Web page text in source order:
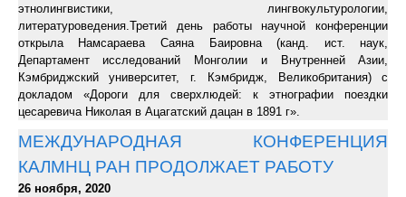
этнолингвистики, лингвокультурологии,
литературоведения.Третий день работы научной конференции
открыла Намсараева Саяна Баировна (канд. ист. наук,
Департамент исследований Монголии и Внутренней Азии,
Кэмбриджский университет, г. Кэмбридж, Великобритания) с
докладом «Дороги для сверхлюдей: к этнографии поездки
цесаревича Николая в Ацагатский дацан в 1891 г».
МЕЖДУНАРОДНАЯ КОНФЕРЕНЦИЯ
КАЛМНЦ РАН ПРОДОЛЖАЕТ РАБОТУ
26 ноября, 2020